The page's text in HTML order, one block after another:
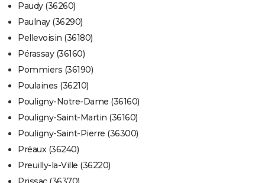
Paudy (36260)
Paulnay (36290)
Pellevoisin (36180)
Pérassay (36160)
Pommiers (36190)
Poulaines (36210)
Pouligny-Notre-Dame (36160)
Pouligny-Saint-Martin (36160)
Pouligny-Saint-Pierre (36300)
Préaux (36240)
Preuilly-la-Ville (36220)